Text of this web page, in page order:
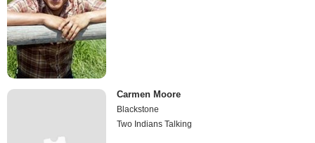
Carmen Moore
Blackstone
Two Indians Talking